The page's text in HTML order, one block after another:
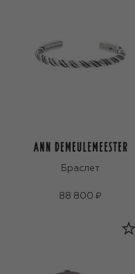
Браслет
88 800 ₽